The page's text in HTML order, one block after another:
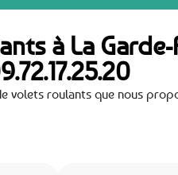
à La
volets roulants que nous